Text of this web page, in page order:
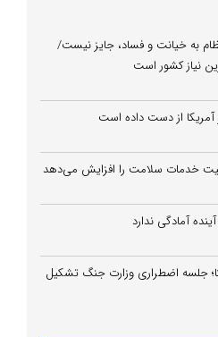
به خیانت و فساد، جایز نیست/
نیاز کشور است
آمریکا از دست داده است
خدمات سلامت را افزایش می‌دهد
آمادگی ندارد
جلسه اضطراری وزارت جنگ تشکیل